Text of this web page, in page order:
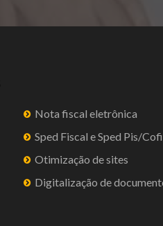
Nota fiscal eletrônica
Sped Fiscal e Sped Pis/
Otimização de sites
Digitalização de